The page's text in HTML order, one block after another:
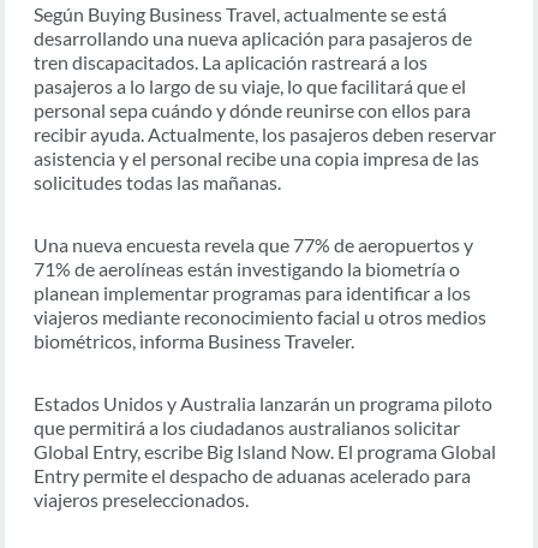
Según Buying Business Travel, actualmente se está
desarrollando una nueva aplicación para pasajeros de
tren discapacitados. La aplicación rastreará a los
pasajeros a lo largo de su viaje, lo que facilitará que el
personal sepa cuándo y dónde reunirse con ellos para
recibir ayuda. Actualmente, los pasajeros deben reservar
asistencia y el personal recibe una copia impresa de las
solicitudes todas las mañanas.
Una nueva encuesta revela que 77% de aeropuertos y
71% de aerolíneas están investigando la biometría o
planean implementar programas para identificar a los
viajeros mediante reconocimiento facial u otros medios
biométricos, informa Business Traveler.
Estados Unidos y Australia lanzarán un programa piloto
que permitirá a los ciudadanos australianos solicitar
Global Entry, escribe Big Island Now. El programa Global
Entry permite el despacho de aduanas acelerado para
viajeros preseleccionados.